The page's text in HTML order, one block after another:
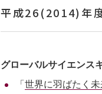
平成26(2014)年
グローバルサイエンス
「 世界に羽ばたく